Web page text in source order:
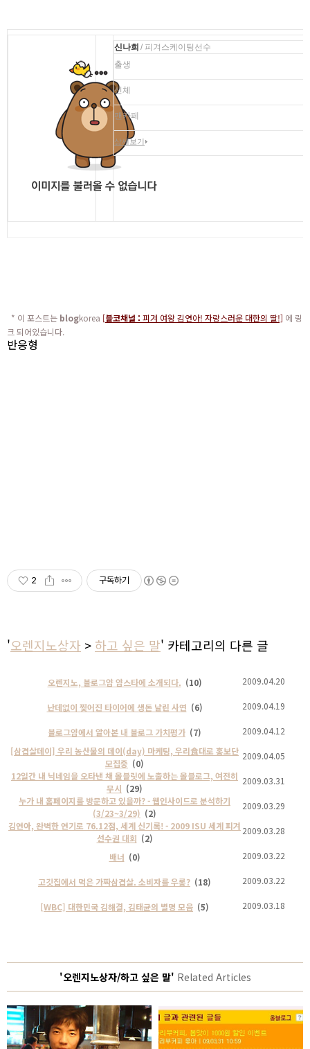
신나희 / 피겨스케이팅선수
출생
신체
팬카페
상세보기
* 이 포스트는 blogkorea [블코채널 : 피겨 여왕 김연아! 자랑스러운 대한의 딸!] 에 링
크 되어있습니다.
반응형
2 구독하기
'오렌지노상자 > 하고 싶은 말' 카테고리의 다른 글
오렌지노, 블로그얌 얌스타에 소개되다. (10) 2009.04.20
난데없이 찢어진 타이어에 생돈 날린 사연 (6) 2009.04.19
블로그얌에서 알아본 내 블로그 가치평가 (7)
2009.04.12
[삼겹살데이] 우리 농산물의 데이(day) 마케팅, 우리食대로 홍보단
모집중 (0)
2009.04.05
12일간 내 닉네임을 오타낸 채 올블릿에 노출하는 올블로그, 여전히
무시 (29)
2009.03.31
누가 내 홈페이지를 방문하고 있을까? - 웹인사이드로 분석하기
(3/23~3/29) (2)
2009.03.29
김연아, 완벽한 연기로 76.12점, 세계 신기록! - 2009 ISU 세계 피겨
선수권 대회 (2)
2009.03.28
배너 (0) 2009.03.22
고깃집에서 먹은 가짜삼겹살. 소비자를 우롱? (18) 2009.03.22
[WBC] 대한민국 김해결, 김태균의 별명 모음 (5) 2009.03.18
'오렌지노상자/하고 싶은 말' Related Articles